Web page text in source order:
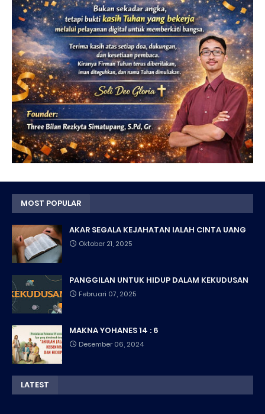
MOST POPULAR
AKAR SEGALA KEJAHATAN IALAH CINTA UANG
Oktober 21, 2025
PANGGILAN UNTUK HIDUP DALAM KEKUDUSAN
Februari 07, 2025
MAKNA YOHANES 14 : 6
Desember 06, 2024
LATEST